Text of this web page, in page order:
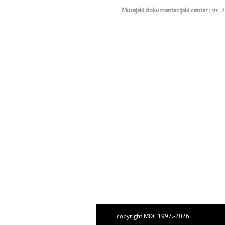
Muzejski dokumentacijski centar (str.
copyright MDC 1997.-2026.